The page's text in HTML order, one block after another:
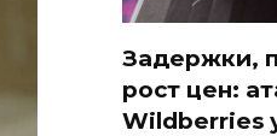
Задержки,
рост цен:
Wildberries